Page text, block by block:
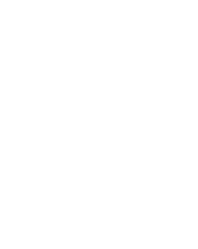
träna